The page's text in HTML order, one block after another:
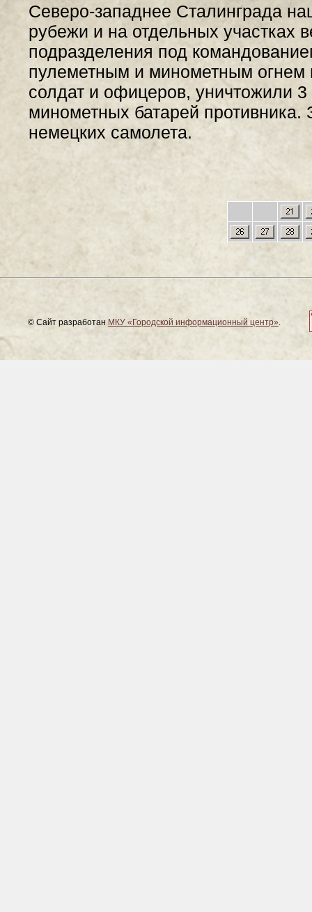
Северо-западнее Сталинграда
рубежи и на отдельных участках
подразделения под
пулеметным и минометным огнем
солдат и офицеров, уничтожили
минометных батарей противника.
немецких самолета.
© Сайт разработан МКУ «Городской информационный центр».